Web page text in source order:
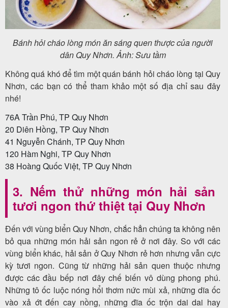
Bánh hỏi cháo lòng món ăn sáng quen thược của người
dân Quy Nhơn. Ảnh: Sưu tầm
Không quá khó để tìm một quán bánh hỏi cháo lòng tại Quy
Nhơn, các bạn có thể tham khảo một số địa chỉ sau đây
nhé!
76A Trần Phú, TP Quy Nhơn
20 Diên Hồng, TP Quy Nhơn
41 Nguyễn Chánh, TP Quy Nhơn
120 Hàm Nghi, TP Quy Nhơn
38 Hoàng Quốc Việt, TP Quy Nhơn
3. Nếm thử những món hải sản
tươi ngon thứ thiệt tại Quy Nhơn
Đến với vùng biển Quy Nhơn, chắc hẳn chúng ta không nên
bỏ qua những món hải sản ngon rẻ ở nơi đây. So với các
vùng biển khác, hải sản ở Quy Nhơn rẻ hơn nhưng vẫn cực
kỳ tươi ngon. Cũng từ những hải sản quen thuộc nhưng
được các đầu bếp nơi đây chế biến vô dùng phong phú.
Những tô ốc luộc nóng hổi thơm nức mùi xả, những dĩa ốc
vào xả ớt đến cay nồng, những đĩa ốc trộn dai dai hay